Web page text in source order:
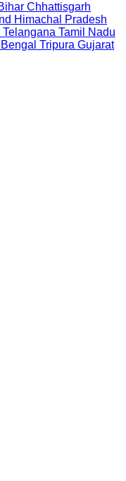
Chhattisgarh
Himachal Pradesh
Telangana Tamil Nadu
Tripura Gujarat